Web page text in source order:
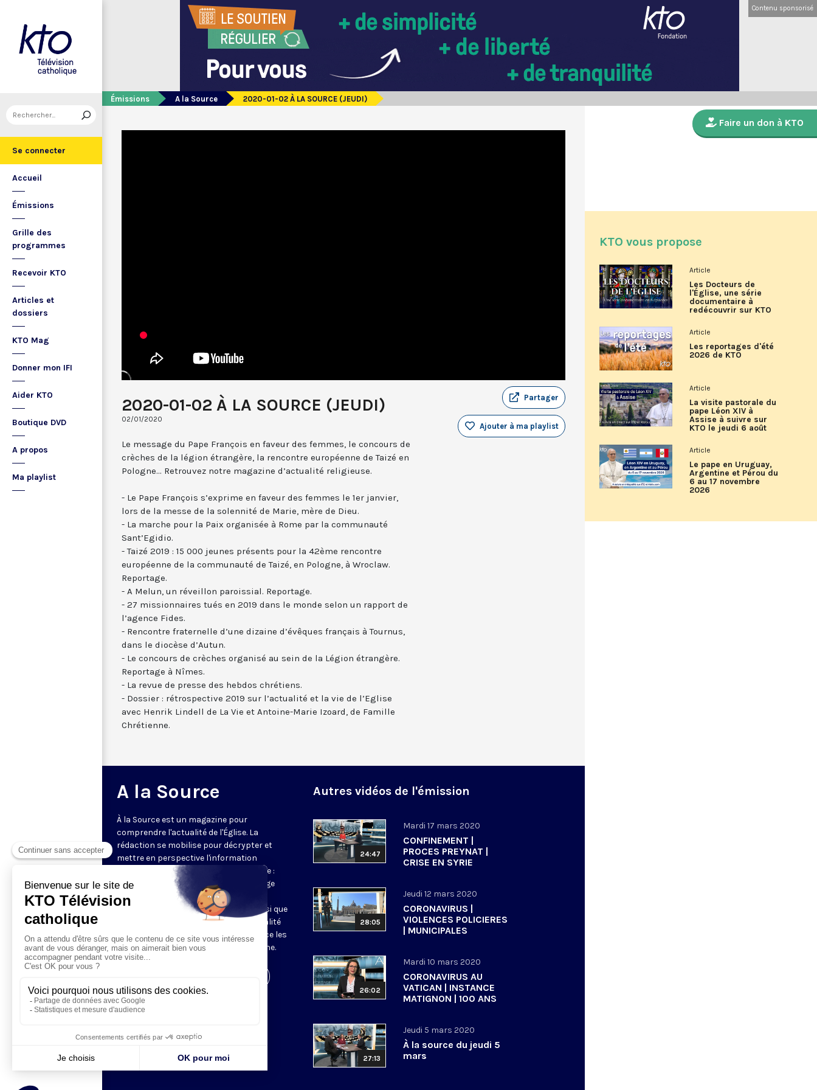
Se connecter
Accueil
Émissions
Grille des
programmes
Recevoir KTO
Articles et
dossiers
KTO Mag
Donner mon IFI
Aider KTO
Boutique DVD
A propos
Ma playlist
Contenu sponsorisé
Émissions A la Source 2020-01-02 À LA SOURCE (JEUDI)
2020-01-02 À LA SOURCE (JEUDI)
02/01/2020
Partager
Ajouter à ma playlist
Le message du Pape François en faveur des femmes, le concours de
crèches de la légion étrangère, la rencontre européenne de Taizé en
Pologne... Retrouvez notre magazine d’actualité religieuse.
- Le Pape François s’exprime en faveur des femmes le 1er janvier,
lors de la messe de la solennité de Marie, mère de Dieu.
- La marche pour la Paix organisée à Rome par la communauté
Sant’Egidio.
- Taizé 2019 : 15 000 jeunes présents pour la 42ème rencontre
européenne de la communauté de Taizé, en Pologne, à Wroclaw.
Reportage.
- A Melun, un réveillon paroissial. Reportage.
- 27 missionnaires tués en 2019 dans le monde selon un rapport de
l’agence Fides.
- Rencontre fraternelle d’une dizaine d’évêques français à Tournus,
dans le diocèse d’Autun.
- Le concours de crèches organisé au sein de la Légion étrangère.
Reportage à Nîmes.
- La revue de presse des hebdos chrétiens.
- Dossier : rétrospective 2019 sur l’actualité et la vie de l’Eglise
avec Henrik Lindell de La Vie et Antoine-Marie Izoard, de Famille
Chrétienne.
A la Source
À la Source est un magazine pour
comprendre l'actualité de l'Église. La
rédaction se mobilise pour décrypter et
mettre en perspective l'information
religieuse de la semaine. Au programme :
reportages, revue de presse, décryptage
d'experts, analyses des directeurs de
rédaction de la presse chrétienne, ainsi que
tour à tour, le regard décalé sur l'actualité
des chroniqueurs. Retrouvez À la Source les
mardi et jeudi à 21h45 sur notre antenne.
Autres vidéos de l'émission
24:47
Mardi 17 mars 2020
CONFINEMENT |
PROCES PREYNAT |
CRISE EN SYRIE
28:05
Jeudi 12 mars 2020
CORONAVIRUS |
VIOLENCES POLICIERES
| MUNICIPALES
26:02
Mardi 10 mars 2020
CORONAVIRUS AU
VATICAN | INSTANCE
MATIGNON | 100 ANS
27:13
Jeudi 5 mars 2020
À la source du jeudi 5
mars
Faire un don à KTO
KTO vous propose
Article
Les Docteurs de
l'Église, une série
documentaire à
redécouvrir sur KTO
Article
Les reportages d'été
2026 de KTO
Article
La visite pastorale du
pape Léon XIV à
Assise à suivre sur
KTO le jeudi 6 août
Article
Le pape en Uruguay,
Argentine et Pérou du
6 au 17 novembre
2026